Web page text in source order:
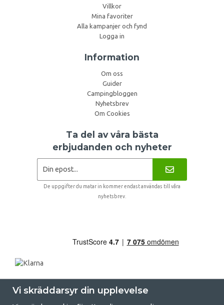
Villkor
Mina favoriter
Alla kampanjer och fynd
Logga in
Information
Om oss
Guider
Campingbloggen
Nyhetsbrev
Om Cookies
Ta del av våra bästa
erbjudanden och nyheter
De uppgifter du matar in kommer endast användas till våra
nyhetsbrev.
Vi skräddarsyr din upplevelse